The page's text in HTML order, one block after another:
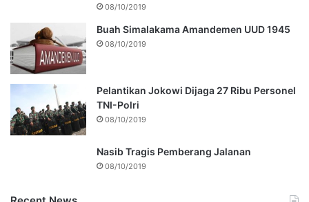
08/10/2019
Buah Simalakama Amandemen UUD 1945
08/10/2019
Pelantikan Jokowi Dijaga 27 Ribu Personel
TNI-Polri
08/10/2019
Nasib Tragis Pemberang Jalanan
08/10/2019